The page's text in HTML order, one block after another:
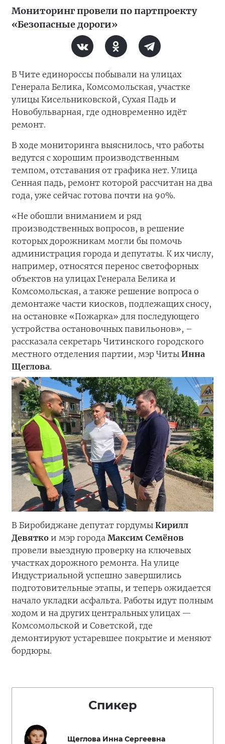
Мониторинг провели по партпроекту
«Безопасные дороги»
В Чите единороссы побывали на улицах
Генерала Белика, Комсомольская, участке
улицы Кисельниковской, Сухая Падь и
Новобульварная, где одновременно идёт
ремонт.
В ходе мониторинга выяснилось, что работы
ведутся с хорошим производственным
темпом, отставания от графика нет. Улица
Сенная падь, ремонт которой рассчитан на два
года, уже сейчас готова почти на 90%.
«Не обошли вниманием и ряд
производственных вопросов, в решение
которых дорожникам могли бы помочь
администрация города и депутаты. К их числу,
например, относятся перенос светофорных
объектов на улицах Генерала Белика и
Комсомольская, а также решение вопроса о
демонтаже части киосков, подлежащих сносу,
на остановке «Пожарка» для последующего
устройства остановочных павильонов», –
рассказала секретарь Читинского городского
местного отделения партии, мэр Читы Инна
Щеглова.
В Биробиджане депутат гордумы Кирилл
Девятко и мэр города Максим Семёнов
провели выездную проверку на ключевых
участках дорожного ремонта. На улице
Индустриальной успешно завершились
подготовительные этапы, и теперь ожидается
начало укладки асфальта. Работы идут полным
ходом и на других центральных улицах —
Комсомольской и Советской, где
демонтируют устаревшее покрытие и меняют
бордюры.
Спикер
Щеглова Инна Сергеевна